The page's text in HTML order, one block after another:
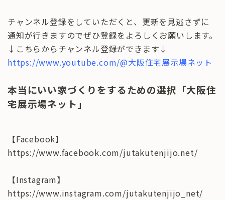
チャンネル登録をしていただくと、更新を見逃さずに
通知が行きますのでぜひ登録をよろしくお願いします。
↓こちらからチャンネル登録ができます↓
https://www.youtube.com/@大阪住宅展示場ネット
本当にいい家づくりをするための選択「大阪住
宅展示場ネット」
【Facebook】
https://www.facebook.com/jutakutenjijo.net/
【Instagram】
https://www.instagram.com/jutakutenjijo_net/